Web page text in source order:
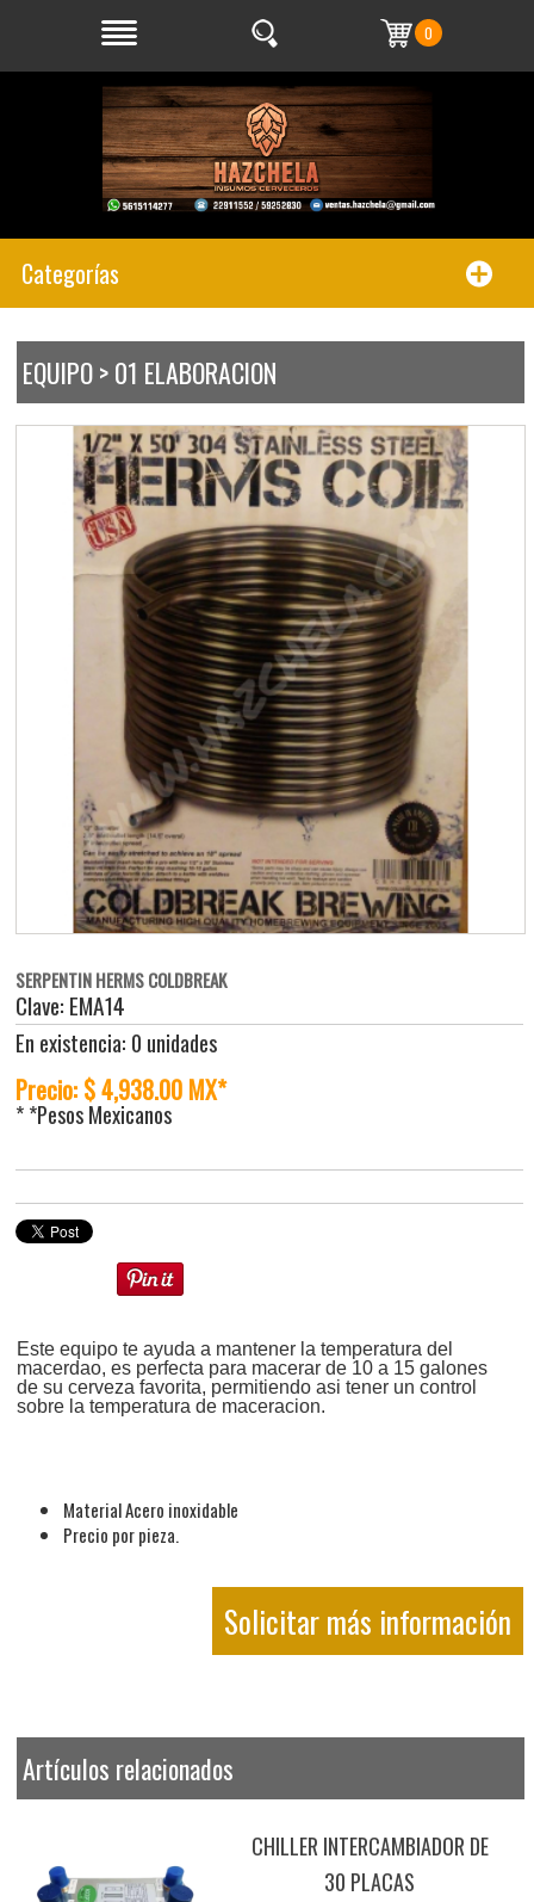
0
Categorías
EQUIPO > 01 ELABORACION
SERPENTIN HERMS COLDBREAK
Clave: EMA14
En existencia: 0 unidades
Precio: $ 4,938.00 MX*
* *Pesos Mexicanos
Este equipo te ayuda a mantener la temperatura del
macerdao, es perfecta para macerar de 10 a 15 galones
de su cerveza favorita, permitiendo asi tener un control
sobre la temperatura de maceracion.
Material Acero inoxidable
Precio por pieza.
Solicitar más información
Artículos relacionados
CHILLER INTERCAMBIADOR DE
30 PLACAS